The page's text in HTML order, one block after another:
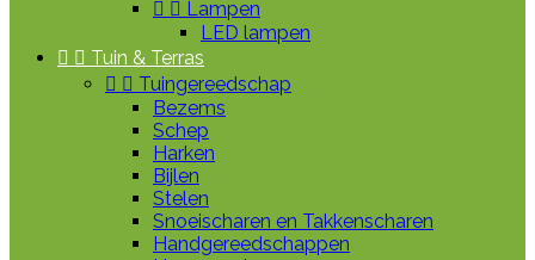
  Lampen
LED lampen
  Tuin & Terras
  Tuingereedschap
Bezems
Schep
Harken
Bijlen
Stelen
Snoeischaren en Takkenscharen
Handgereedschappen